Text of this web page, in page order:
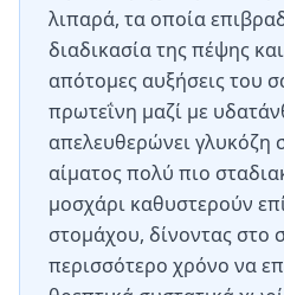
λιπαρά, τα οποία
διαδικασία της πέψης
απότομες αυξήσεις του
πρωτεΐνη μαζί με
απελευθερώνει γλυκόζη
αίματος πολύ πιο
μοσχάρι καθυστερούν
στομάχου, δίνοντας στο
περισσότερο χρόνο να